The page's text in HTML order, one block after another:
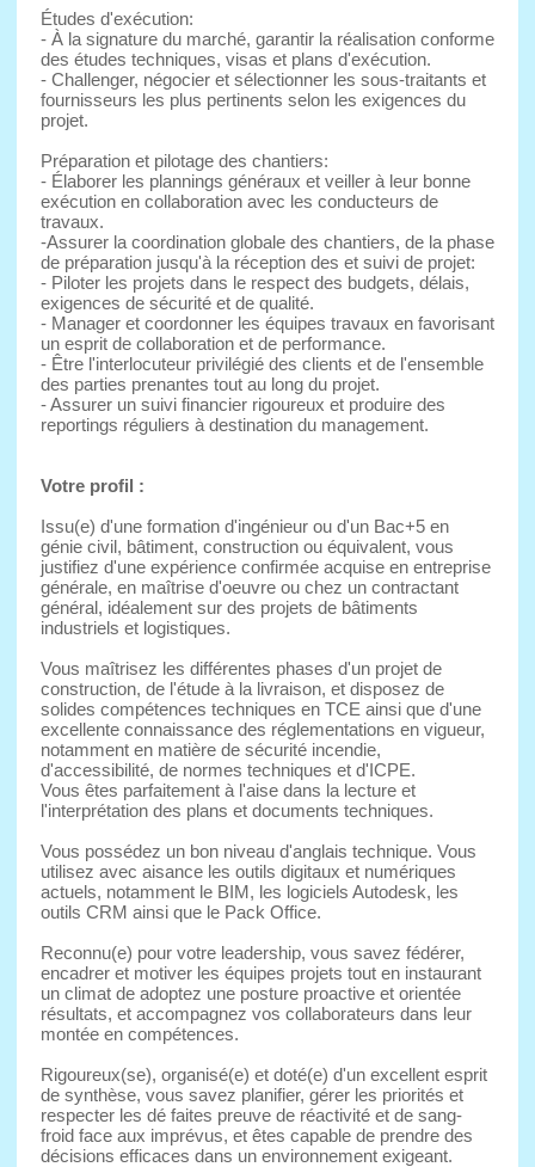
Études d'exécution:
- À la signature du marché, garantir la réalisation conforme
des études techniques, visas et plans d'exécution.
- Challenger, négocier et sélectionner les sous-traitants et
fournisseurs les plus pertinents selon les exigences du
projet.
Préparation et pilotage des chantiers:
- Élaborer les plannings généraux et veiller à leur bonne
exécution en collaboration avec les conducteurs de
travaux.
-Assurer la coordination globale des chantiers, de la phase
de préparation jusqu'à la réception des et suivi de projet:
- Piloter les projets dans le respect des budgets, délais,
exigences de sécurité et de qualité.
- Manager et coordonner les équipes travaux en favorisant
un esprit de collaboration et de performance.
- Être l'interlocuteur privilégié des clients et de l'ensemble
des parties prenantes tout au long du projet.
- Assurer un suivi financier rigoureux et produire des
reportings réguliers à destination du management.
Votre profil :
Issu(e) d'une formation d'ingénieur ou d'un Bac+5 en
génie civil, bâtiment, construction ou équivalent, vous
justifiez d'une expérience confirmée acquise en entreprise
générale, en maîtrise d'oeuvre ou chez un contractant
général, idéalement sur des projets de bâtiments
industriels et logistiques.
Vous maîtrisez les différentes phases d'un projet de
construction, de l'étude à la livraison, et disposez de
solides compétences techniques en TCE ainsi que d'une
excellente connaissance des réglementations en vigueur,
notamment en matière de sécurité incendie,
d'accessibilité, de normes techniques et d'ICPE.
Vous êtes parfaitement à l'aise dans la lecture et
l'interprétation des plans et documents techniques.
Vous possédez un bon niveau d'anglais technique. Vous
utilisez avec aisance les outils digitaux et numériques
actuels, notamment le BIM, les logiciels Autodesk, les
outils CRM ainsi que le Pack Office.
Reconnu(e) pour votre leadership, vous savez fédérer,
encadrer et motiver les équipes projets tout en instaurant
un climat de adoptez une posture proactive et orientée
résultats, et accompagnez vos collaborateurs dans leur
montée en compétences.
Rigoureux(se), organisé(e) et doté(e) d'un excellent esprit
de synthèse, vous savez planifier, gérer les priorités et
respecter les dé faites preuve de réactivité et de sang-
froid face aux imprévus, et êtes capable de prendre des
décisions efficaces dans un environnement exigeant.